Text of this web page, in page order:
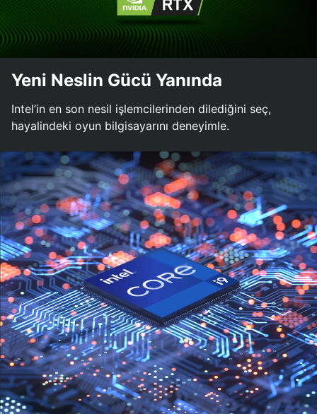
Yeni Neslin Gücü Yanında
Intel’in en son nesil işlemcilerinden dilediğini seç,
hayalindeki oyun bilgisayarını deneyimle.